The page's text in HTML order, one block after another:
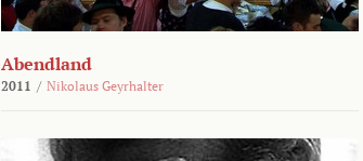
Abendland
2011 / Nikolaus Geyrhalter